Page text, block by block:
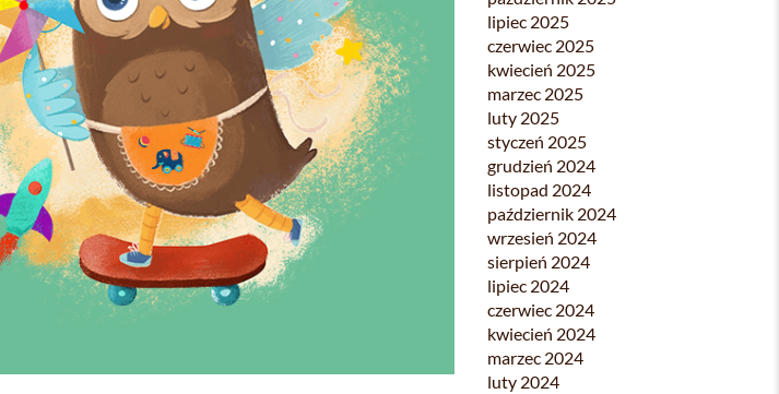
lipiec 2025
czerwiec 2025
kwiecień 2025
marzec 2025
luty 2025
styczeń 2025
grudzień 2024
listopad 2024
październik 2024
wrzesień 2024
sierpień 2024
lipiec 2024
czerwiec 2024
kwiecień 2024
marzec 2024
luty 2024